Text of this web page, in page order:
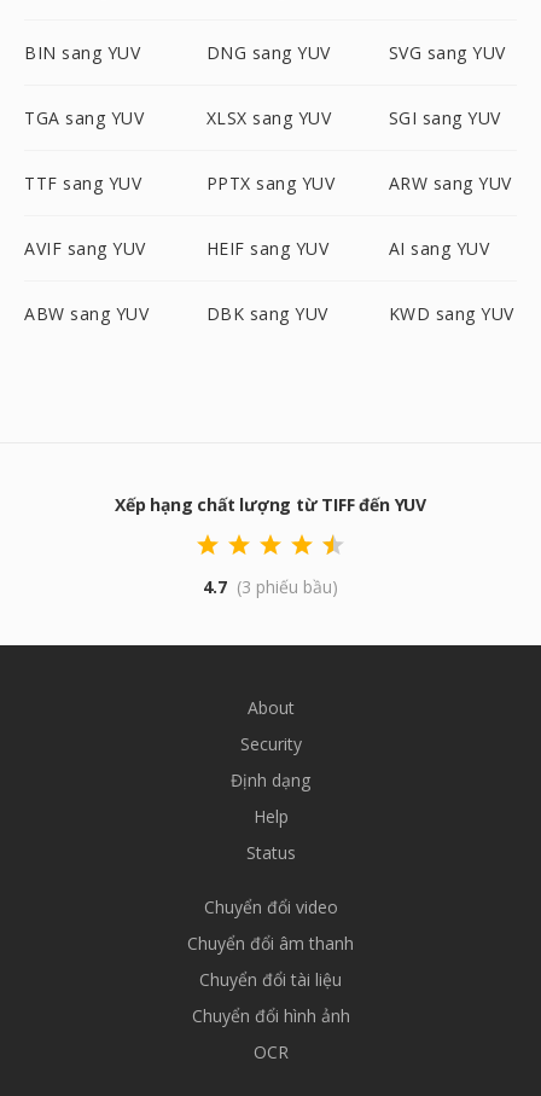
BIN sang YUV DNG sang YUV SVG sang YUV
TGA sang YUV XLSX sang YUV SGI sang YUV
TTF sang YUV PPTX sang YUV ARW sang YUV
AVIF sang YUV HEIF sang YUV AI sang YUV
ABW sang YUV DBK sang YUV KWD sang YUV
Xếp hạng chất lượng từ TIFF đến YUV
4.7 (3 phiếu bầu)
About
Security
Định dạng
Help
Status
Chuyển đổi video
Chuyển đổi âm thanh
Chuyển đổi tài liệu
Chuyển đổi hình ảnh
OCR